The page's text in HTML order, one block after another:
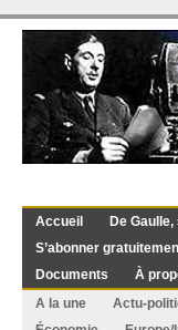
Accueil De
S’abonner
Documents
À
A la une
Actu-